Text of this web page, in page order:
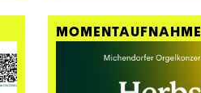
MOMENTAUFNAHME